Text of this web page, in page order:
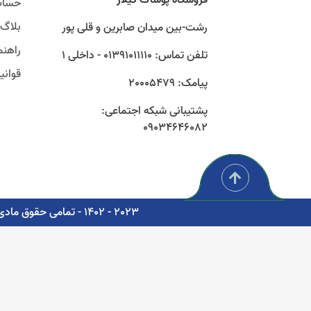
رشت-بین میدان صابرین و قلی پور
تلفن تماس: 01391011110 - داخلی 1
پیامک: 20005479
پشتیبانی شبکه اجتماعی:
09034646082
بلاگ
2023 - 1402 - تمامی حقوق مادی و معنوی برای شرکت پوشاک سبز گستر گیلار محفوظ است. - مشاوره، پشتیبانی و طراحی اتوماسیون دیجیتال: